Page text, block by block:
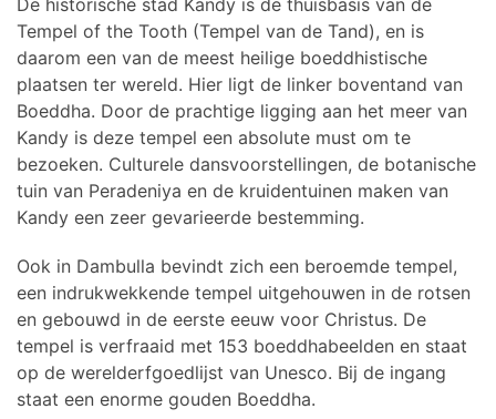
De historische stad Kandy is de thuisbasis van de
Tempel of the Tooth (Tempel van de Tand), en is
daarom een van de meest heilige boeddhistische
plaatsen ter wereld. Hier ligt de linker boventand van
Boeddha. Door de prachtige ligging aan het meer van
Kandy is deze tempel een absolute must om te
bezoeken. Culturele dansvoorstellingen, de botanische
tuin van Peradeniya en de kruidentuinen maken van
Kandy een zeer gevarieerde bestemming.
Ook in Dambulla bevindt zich een beroemde tempel,
een indrukwekkende tempel uitgehouwen in de rotsen
en gebouwd in de eerste eeuw voor Christus. De
tempel is verfraaid met 153 boeddhabeelden en staat
op de werelderfgoedlijst van Unesco. Bij de ingang
staat een enorme gouden Boeddha.